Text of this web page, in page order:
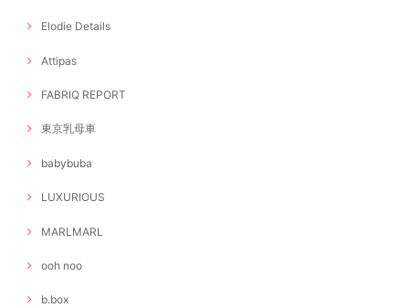
Elodie Details
Attipas
FABRIQ REPORT
東京乳母車
babybuba
LUXURIOUS
MARLMARL
ooh noo
b.box